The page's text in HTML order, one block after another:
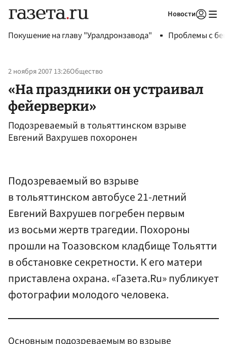
Новости
Покушение на главу "Уралдронзавода" Проблемы с
2 ноября 2007 13:26Общество
«На праздники он устраивал
фейерверки»
Подозреваемый в тольяттинском взрыве
Евгений Вахрушев похоронен
Подозреваемый во взрыве
в тольяттинском автобусе 21-летний
Евгений Вахрушев погребен первым
из восьми жертв трагедии. Похороны
прошли на Тоазовском кладбище Тольятти
в обстановке секретности. К его матери
приставлена охрана. «Газета.Ru» публикует
фотографии молодого человека.
Основным подозреваемым во взрыве